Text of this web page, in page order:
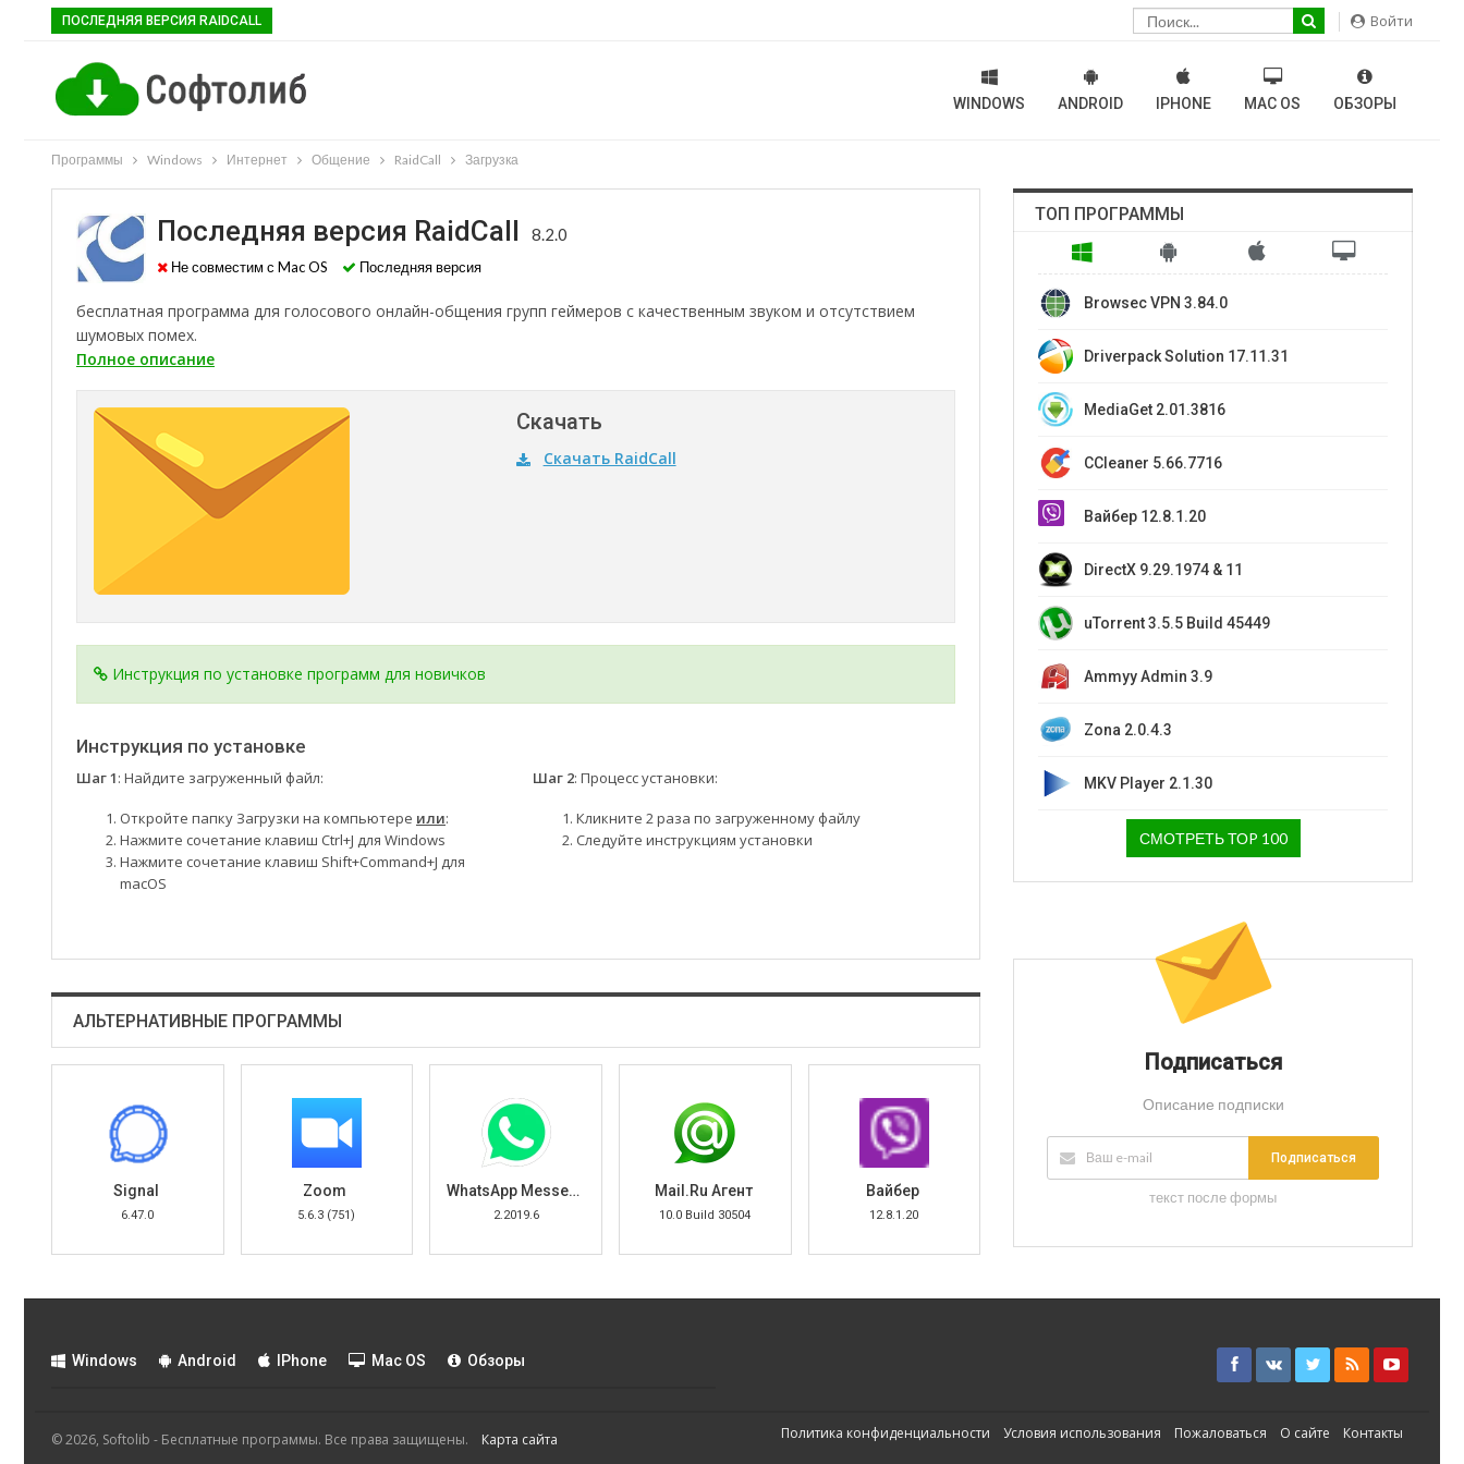
Войти
ПОСЛЕДНЯЯ ВЕРСИЯ RAIDCALL
WINDOWS ANDROID IPHONE MAC OS ОБЗОРЫ
Программы Windows Интернет Общение RaidCall Загрузка
Последняя версия RaidCall 8.2.0
Не совместим с Mac OS Последняя версия
бесплатная программа для голосового онлайн-общения групп геймеров с качественным звуком и отсутствием
шумовых помех.
Полное описание
Скачать
Скачать RaidCall
Инструкция по установке программ для новичков
Инструкция по установке
Шаг 1: Найдите загруженный файл:
Откройте папку Загрузки на компьютере или:
Нажмите сочетание клавиш Ctrl+J для Windows
Нажмите сочетание клавиш Shift+Command+J для
macOS
Шаг 2: Процесс установки:
Кликните 2 раза по загруженному файлу
Следуйте инструкциям установки
АЛЬТЕРНАТИВНЫЕ ПРОГРАММЫ
Signal
6.47.0
Zoom
5.6.3 (751)
WhatsApp Messenger
2.2019.6
Mail.Ru Агент
10.0 Build 30504
Вайбер
12.8.1.20
ТОП ПРОГРАММЫ
Browsec VPN 3.84.0
Driverpack Solution 17.11.31
MediaGet 2.01.3816
CCleaner 5.66.7716
Вайбер 12.8.1.20
DirectX 9.29.1974 & 11
uTorrent 3.5.5 Build 45449
Ammyy Admin 3.9
Zona 2.0.4.3
MKV Player 2.1.30
СМОТРЕТЬ ТОP 100
Подписаться
Описание подписки
Подписаться
текст после формы
Windows Android IPhone Mac OS Обзоры
© 2026, Softolib - Бесплатные программы. Все права защищены. Карта сайта Политика конфиденциальности Условия использования Пожаловаться О сайте Контакты